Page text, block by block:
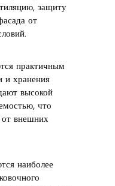
защиту
от
практичным
и хранения
высокой
что
от внешних
наиболее